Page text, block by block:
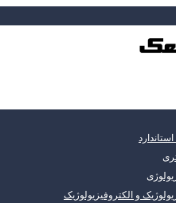
و الکتروفیزیولوژیک